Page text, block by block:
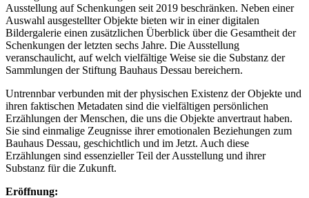
Ausstellung auf Schenkungen seit 2019 beschränken. Neben einer
Auswahl ausgestellter Objekte bieten wir in einer digitalen
Bildergalerie einen zusätzlichen Überblick über die Gesamtheit der
Schenkungen der letzten sechs Jahre. Die Ausstellung
veranschaulicht, auf welch vielfältige Weise sie die Substanz der
Sammlungen der Stiftung Bauhaus Dessau bereichern.
Untrennbar verbunden mit der physischen Existenz der Objekte und
ihren faktischen Metadaten sind die vielfältigen persönlichen
Erzählungen der Menschen, die uns die Objekte anvertraut haben.
Sie sind einmalige Zeugnisse ihrer emotionalen Beziehungen zum
Bauhaus Dessau, geschichtlich und im Jetzt. Auch diese
Erzählungen sind essenzieller Teil der Ausstellung und ihrer
Substanz für die Zukunft.
Eröffnung: